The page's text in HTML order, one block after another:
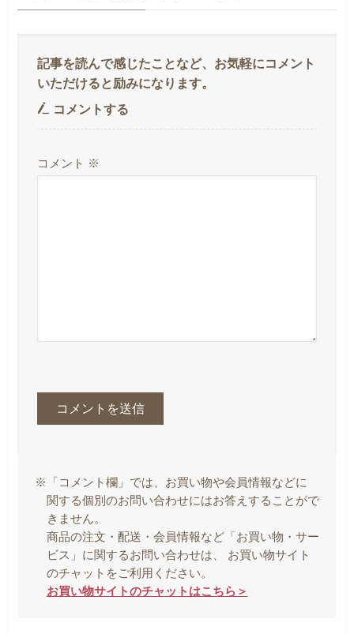
※「コメント欄」では、お買い物や会員情報などに
関する個別のお問い合わせにはお答えすることがで
きません。
商品の注文・配送・会員情報など「お買い物・サー
ビス」に関するお問い合わせは、 お買い物サイト
のチャットをご利用ください。
お買い物サイトのチャットはこちら＞
コメントする
コメント ※